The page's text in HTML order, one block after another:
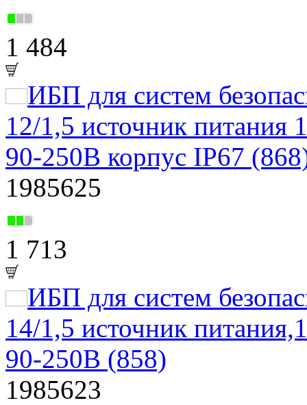
1 484
ИБП для систем
12/1,5 источник питания
90-250В корпус IP67
1985625
1 713
ИБП для систем
14/1,5 источник
90-250В (858)
1985623